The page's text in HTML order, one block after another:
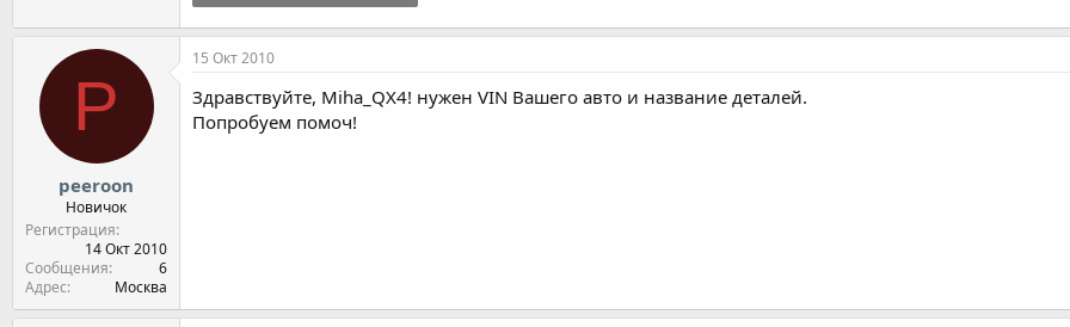
67.1 KB · Просмотры: 42
P
peeroon
Новичок
Регистрация
14 Окт 2010
Сообщения
6
Адрес
Москва
15 Окт 2010
Здравствуйте, Miha_QX4! нужен VIN Вашего авто и название деталей.
Попробуем помоч!